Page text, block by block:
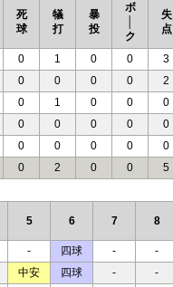
死
球
犠
打
暴
投
ボ
ク
失
点
0 1 0 0 3
0 0 0 0 2
0 1 0 0 0
0 0 0 0 0
0 0 0 0 0
0 2 0 0 5
5 6 7 8
- 四球 - -
中安 四球 - -